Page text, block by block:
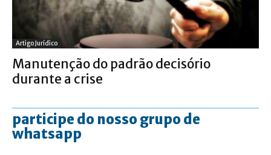
Artigo Jurídico
Manutenção do padrão decisório
durante a crise
participe do nosso grupo de
whatsapp